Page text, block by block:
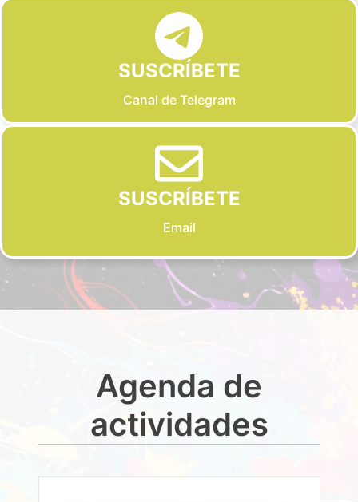
SUSCRÍBETE
Canal de Telegram
SUSCRÍBETE
Email
Agenda de
actividades